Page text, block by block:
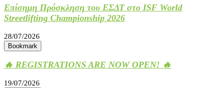
Επίσημη Πρόσκληση του ΕΣΔΤ στο ISF World
Streetlifting Championship 2026
28/07/2026
Bookmark
🔥 REGISTRATIONS ARE NOW OPEN! 🔥
19/07/2026